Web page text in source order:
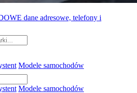
dane adresowe, telefony i
Modele samochodów
Modele samochodów